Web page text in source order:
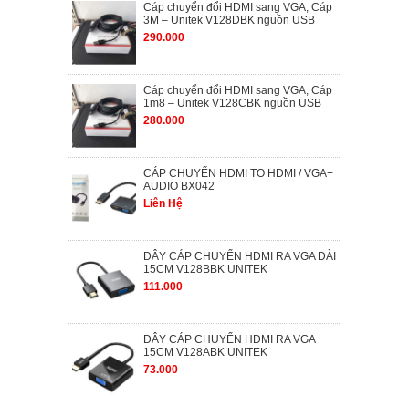
Cáp chuyển đổi HDMI sang VGA, Cáp
3M – Unitek V128DBK nguồn USB
290.000
Cáp chuyển đổi HDMI sang VGA, Cáp
1m8 – Unitek V128CBK nguồn USB
280.000
CÁP CHUYỂN HDMI TO HDMI / VGA+
AUDIO BX042
Liên Hệ
DÂY CÁP CHUYỂN HDMI RA VGA DÀI
15CM V128BBK UNITEK
111.000
DÂY CÁP CHUYỂN HDMI RA VGA
15CM V128ABK UNITEK
73.000